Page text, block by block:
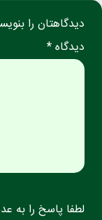
دیدگاهتان را
دیدگاه *
لطفا پاسخ را به